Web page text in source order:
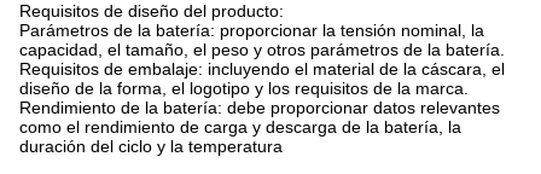
Requisitos de diseño del producto:
Parámetros de la batería: proporcionar la tensión nominal, la
capacidad, el tamaño, el peso y otros parámetros de la batería.
Requisitos de embalaje: incluyendo el material de la cáscara, el
diseño de la forma, el logotipo y los requisitos de la marca.
Rendimiento de la batería: debe proporcionar datos relevantes
como el rendimiento de carga y descarga de la batería, la
duración del ciclo y la temperatura